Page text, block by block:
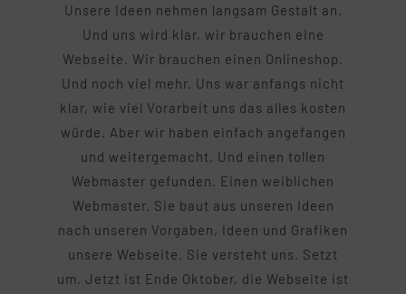
Unsere Ideen nehmen langsam Gestalt an.
Und uns wird klar, wir brauchen eine
Webseite. Wir brauchen einen Onlineshop.
Und noch viel mehr. Uns war anfangs nicht
klar, wie viel Vorarbeit uns das alles kosten
würde. Aber wir haben einfach angefangen
und weitergemacht. Und einen tollen
Webmaster gefunden. Einen weiblichen
Webmaster. Sie baut aus unseren Ideen
nach unseren Vorgaben, Ideen und Grafiken
unsere Webseite. Sie versteht uns. Setzt
um. Jetzt ist Ende Oktober, die Webseite ist